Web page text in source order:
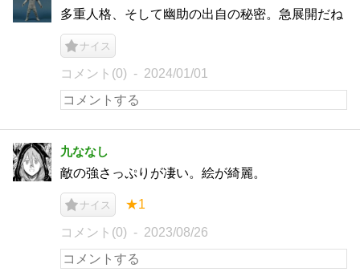
多重人格、そして幽助の出自の秘密。急展開だね
ナイス
コメント(0) 2024/01/01
九ななし
敵の強さっぷりが凄い。絵が綺麗。
ナイス ★1
コメント(0) 2023/08/26